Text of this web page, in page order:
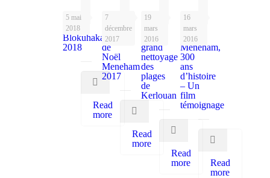
5 mai
2018
Blokuhaka
2018
Read
more
7
décembre
2017
Marché
de
Noël
Meneham
2017
Read
more
19
mars
2016
Le
grand
nettoyage
des
plages
de
Kerlouan
Read
more
16
mars
2016
Vidéo
Meneham,
300
ans
d’histoire
– Un
film
témoignage
Read
more